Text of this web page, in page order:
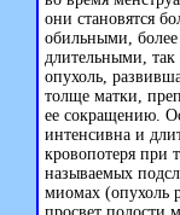
они становятся
обильными, более
длительными, так
опухоль,
толще матки,
ее сокращению.
интенсивна и
кровопотеря при
называемых
миомах (опухоль